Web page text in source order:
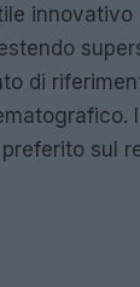
di
sul